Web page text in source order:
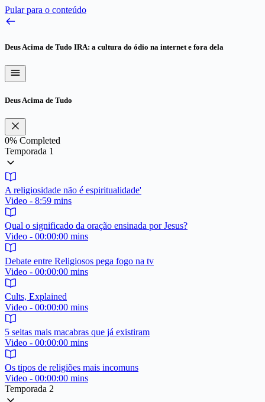
Pular para o conteúdo
Deus Acima de Tudo IRA: a cultura do ódio na internet e fora dela
Deus Acima de Tudo
0% Completed
Temporada 1
A religiosidade não é espiritualidade'
Video - 8:59 mins
Qual o significado da oração ensinada por Jesus?
Video - 00:00:00 mins
Debate entre Religiosos pega fogo na tv
Video - 00:00:00 mins
Cults, Explained
Video - 00:00:00 mins
5 seitas mais macabras que já existiram
Video - 00:00:00 mins
Os tipos de religiões mais incomuns
Video - 00:00:00 mins
Temporada 2